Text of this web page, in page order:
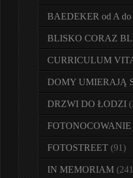
BAEDEKER od A do
BLISKO CORAZ
CURRICULUM
DOMY UMIERAJĄ
DRZWI DO ŁODZI
FOTONOCOWANIE
FOTOSTREET (91)
IN MEMORIAM